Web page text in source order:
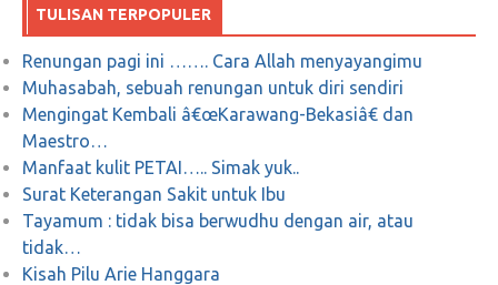
TULISAN TERPOPULER
Renungan pagi ini ……. Cara Allah menyayangimu
Muhasabah, sebuah renungan untuk diri sendiri
Mengingat Kembali â€œKarawang-Bekasiâ€ dan
Maestro…
Manfaat kulit PETAI….. Simak yuk..
Surat Keterangan Sakit untuk Ibu
Tayamum : tidak bisa berwudhu dengan air, atau
tidak…
Kisah Pilu Arie Hanggara